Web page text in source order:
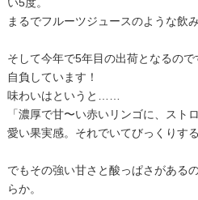
まるでフルーツジュースのような飲
そして今年で5年目の出荷となるの
自負しています！
味わいはというと……
「濃厚で甘〜い赤いリンゴに、スト
愛い果実感。それでいてびっくりす
でもその強い甘さと酸っぱさがある
らか。